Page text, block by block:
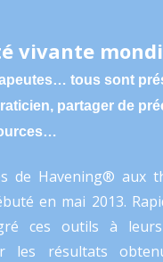
vivante
tous sont
partager de
de Havening® aux
en mai 2013.
ces outils à leurs
les résultats